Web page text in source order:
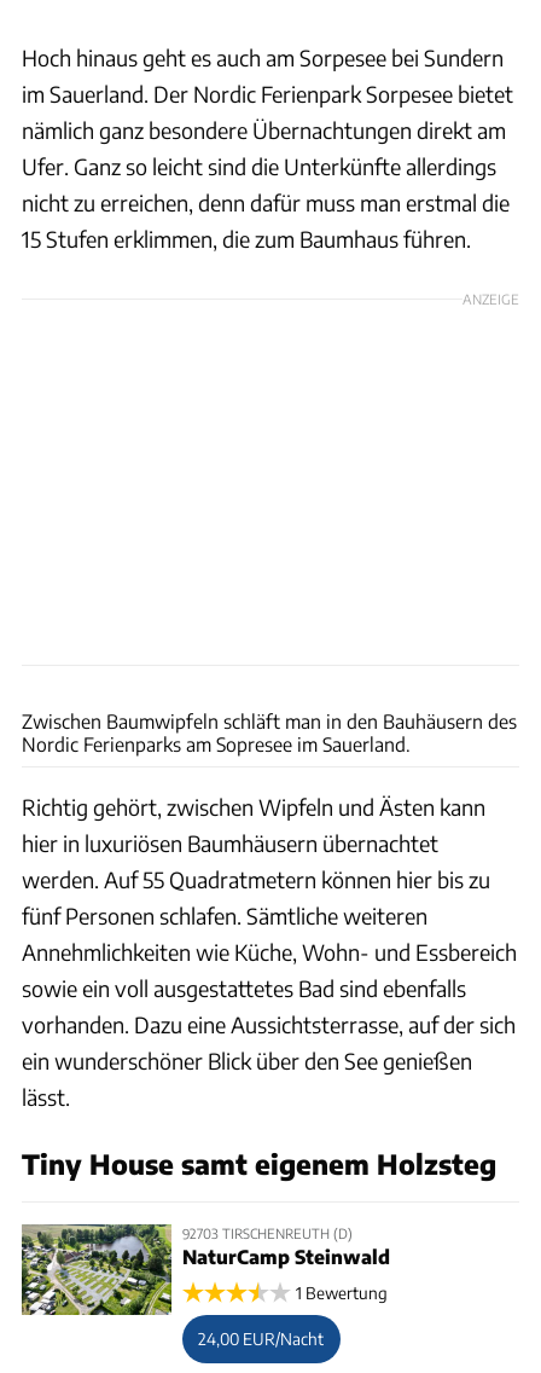
Hoch hinaus geht es auch am Sorpesee bei Sundern
im Sauerland. Der Nordic Ferienpark Sorpesee bietet
nämlich ganz besondere Übernachtungen direkt am
Ufer. Ganz so leicht sind die Unterkünfte allerdings
nicht zu erreichen, denn dafür muss man erstmal die
15 Stufen erklimmen, die zum Baumhaus führen.
ANZEIGE
Zwischen Baumwipfeln schläft man in den Bauhäusern des
Nordic Ferienparks am Sopresee im Sauerland.
Richtig gehört, zwischen Wipfeln und Ästen kann
hier in luxuriösen Baumhäusern übernachtet
werden. Auf 55 Quadratmetern können hier bis zu
fünf Personen schlafen. Sämtliche weiteren
Annehmlichkeiten wie Küche, Wohn- und Essbereich
sowie ein voll ausgestattetes Bad sind ebenfalls
vorhanden. Dazu eine Aussichtsterrasse, auf der sich
ein wunderschöner Blick über den See genießen
lässt.
Tiny House samt eigenem Holzsteg
92703 TIRSCHENREUTH (D)
NaturCamp Steinwald
1 Bewertung
24,00 EUR/Nacht